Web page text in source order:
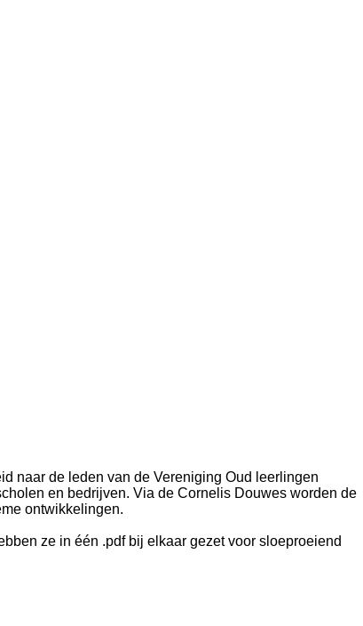
naar de leden van de Vereniging Oud leerlingen
en bedrijven. Via de Cornelis Douwes worden de
ontwikkelingen.
ze in één .pdf bij elkaar gezet voor sloeproeiend